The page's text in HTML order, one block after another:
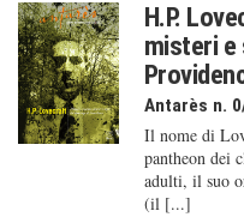
H.P.
misteri e
Antarès n.
Il nome di
pantheon dei
adulti, il suo
(il [...]